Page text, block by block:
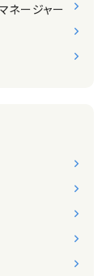
ネージャー